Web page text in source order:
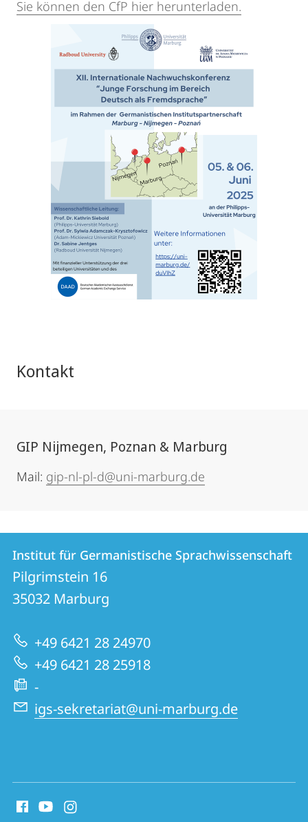
Sie können den CfP hier herunterladen.
Kontakt
GIP Nijmegen, Poznan & Marburg
Mail: gip-nl-pl-d@uni-marburg.de
Kontakt
und
Informationen
zur
Website
Kontaktinformationen
Institut
für
Germanistische
Sprachwissenschaft
Institut für Germanistische Sprachwissenschaft
Pilgrimstein 16
35032 Marburg
+49 6421 28 24970
+49 6421 28 25918
-
igs-sekretariat@uni-marburg.de
Media